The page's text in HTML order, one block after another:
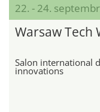
22. - 24.
Warsaw Tech
Salon international
innovations